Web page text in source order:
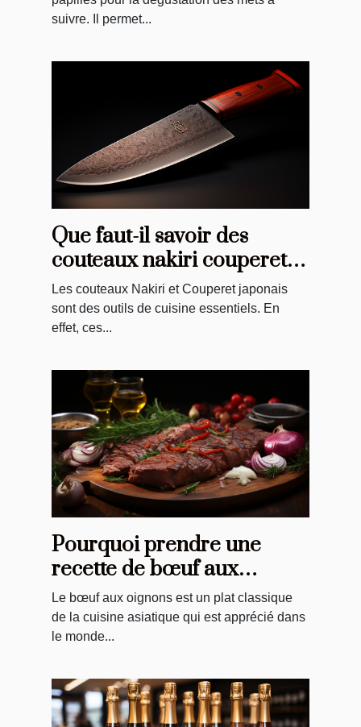
suivre. Il permet...
Que faut-il savoir des
couteaux nakiri couperet
du Japon ?
Les couteaux Nakiri et Couperet japonais
sont des outils de cuisine essentiels. En
effet, ces...
Pourquoi prendre une
recette de bœuf aux
oignons ?
Le bœuf aux oignons est un plat classique
de la cuisine asiatique qui est apprécié dans
le monde...